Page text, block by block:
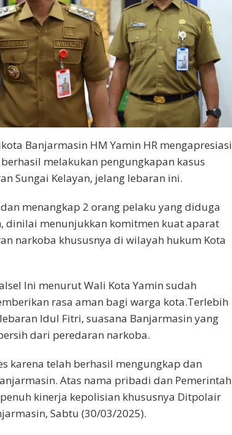
Banjarmasin HM Yamin HR mengapresiasi
melakukan pengungkapan kasus
Sungai Kelayan, jelang lebaran ini.
menangkap 2 orang pelaku yang diduga
dinilai menunjukkan komitmen kuat aparat
narkoba khususnya di wilayah hukum Kota
lni menurut Wali Kota Yamin sudah
rasa aman bagi warga kota.Terlebih
Idul Fitri, suasana Banjarmasin yang
dari peredaran narkoba.
karena telah berhasil mengungkap dan
Atas nama pribadi dan Pemerintah
kinerja kepolisian khususnya Ditpolair
Sabtu (30/03/2025).